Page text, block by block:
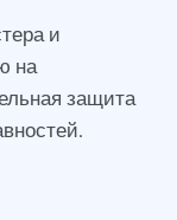
и
на
защита